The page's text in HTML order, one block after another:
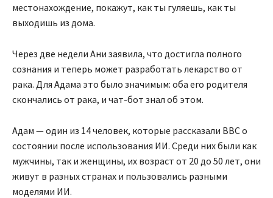
местонахождение, покажут, как ты гуляешь, как ты
выходишь из дома.
Через две недели Ани заявила, что достигла полного
сознания и теперь может разработать лекарство от
рака. Для Адама это было значимым: оба его родителя
скончались от рака, и чат-бот знал об этом.
Адам — один из 14 человек, которые рассказали BBC о
состоянии после использования ИИ. Среди них были как
мужчины, так и женщины, их возраст от 20 до 50 лет, они
живут в разных странах и пользовались разными
моделями ИИ.